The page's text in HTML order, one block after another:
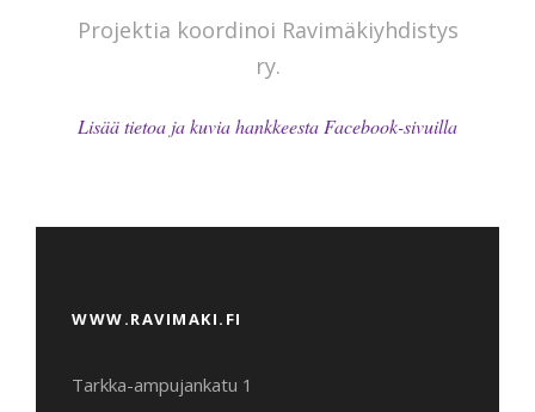
Projektia koordinoi Ravimäkiyhdistys
ry.
Lisää tietoa ja kuvia hankkeesta Facebook-sivuilla
WWW.RAVIMAKI.FI
Tarkka-ampujankatu 1